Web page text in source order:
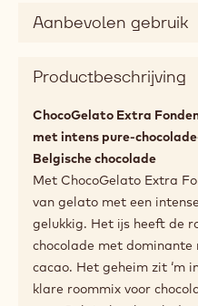
Aanbevolen gebruik
Productbeschrijving
ChocoGelato Extra
met intens pure-
Belgische chocolade
Met ChocoGelato Extra
van gelato met een
gelukkig. Het ijs heeft de
chocolade met dominante
cacao. Het geheim zit ‘m
klare roommix voor